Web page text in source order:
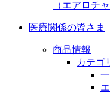
（エアロチ
医療関係の皆さま
商品情報
カテゴ